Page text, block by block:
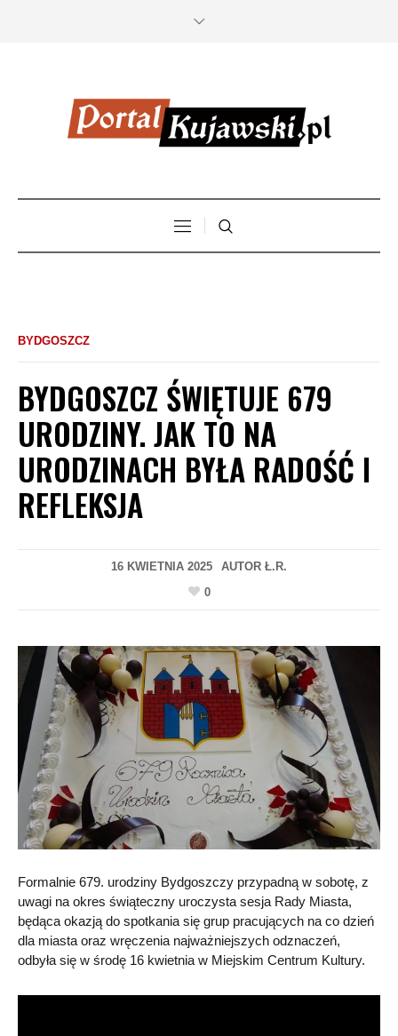
BYDGOSZCZ
BYDGOSZCZ ŚWIĘTUJE 679
URODZINY. JAK TO NA
URODZINACH BYŁA RADOŚĆ I
REFLEKSJA
16 KWIETNIA 2025 AUTOR Ł.R.
0
Formalnie 679. urodziny Bydgoszczy przypadną w sobotę, z
uwagi na okres świąteczny uroczysta sesja Rady Miasta,
będąca okazją do spotkania się grup pracujących na co dzień
dla miasta oraz wręczenia najważniejszych odznaczeń,
odbyła się w środę 16 kwietnia w Miejskim Centrum Kultury.